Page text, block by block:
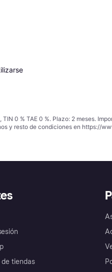
0 % TAE 0 %. Plazo: 2 meses.
y resto de condiciones en https://
de tiendas